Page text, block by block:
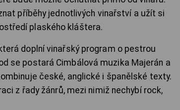
příběhy jednotlivých vinařství a užít si
plaského kláštera.
doplní vinařský program o pestrou
se postará Cimbálová muzika Majerán a
české, anglické i španělské texty.
z řady žánrů, mezi nimiž nechybí rock,